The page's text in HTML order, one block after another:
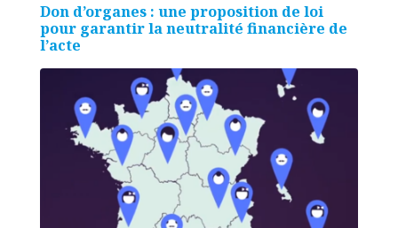
Don d’organes : une proposition de loi
pour garantir la neutralité financière de
l’acte